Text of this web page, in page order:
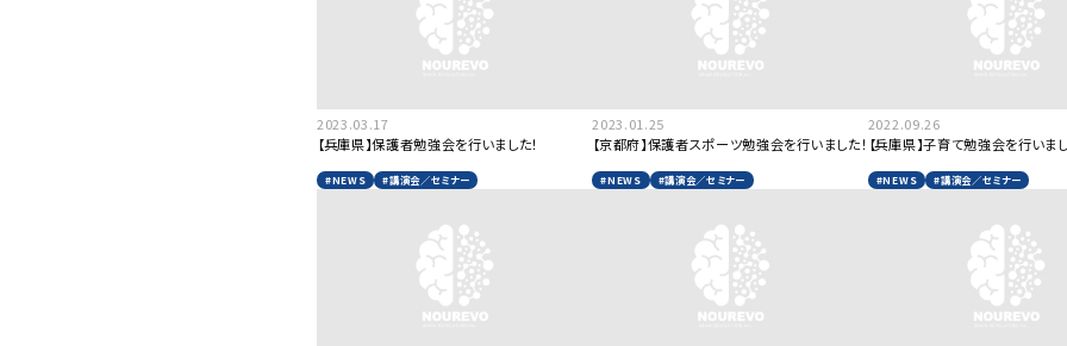
2023.03.17
【兵庫県】保護者勉強会を行いました！
#NEWS #講演会／セミナー
2023.01.25
【京都府】保護者スポーツ勉強会を行いました！
#NEWS #講演会／セミナー
2022.09.26
【兵庫県】子育て勉強会を行いまし
#NEWS #講演会／セミナー